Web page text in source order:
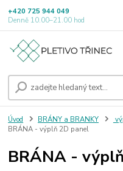
+420 725 944 049
Denně 10.00–21.00 hod
Úvod BRÁNY a BRANKY
BRÁNA - výplň 2D panel
BRÁNA -